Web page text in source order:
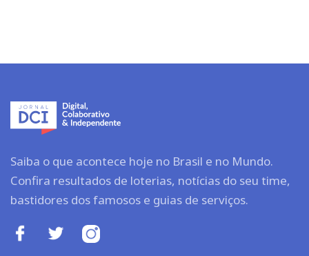
Saiba o que acontece hoje no Brasil e no Mundo.
Confira resultados de loterias, notícias do seu time,
bastidores dos famosos e guias de serviços.